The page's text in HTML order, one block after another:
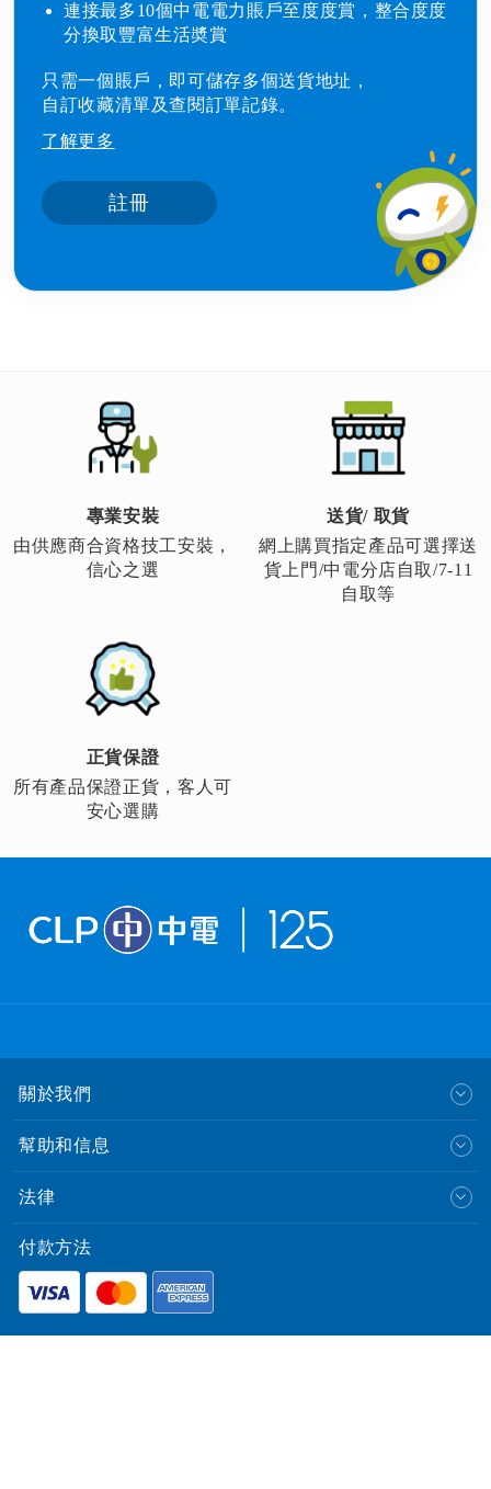
連接最多10個中電電力賬戶至度度賞，整合度度
分換取豐富生活奬賞
只需一個賬戶，即可儲存多個送貨地址，
自訂收藏清單及查閱訂單記錄。
了解更多
註冊
專業安裝
由供應商合資格技工安裝，
信心之選
送貨/ 取貨
網上購買指定產品可選擇送
貨上門/中電分店自取/7-11
自取等
正貨保證
所有產品保證正貨，客人可
安心選購
關於我們
幫助和信息
法律
付款方法